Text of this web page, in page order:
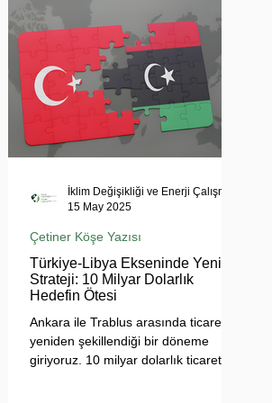
tehdit ediyor. Uzmanlar, suyun
çatışma değil, işbirliği aracı olması
gerektiğini vurgularken, krizin
bölgesel barışı ve çevresel güvenliği
tehdit ettiğine dikkat çekiyor.
Türkiye-Libya Ekseninde Yeni
Strateji: 10 Milyar Dolarlık
Hedefin Ötesi
Ankara ile Trablus arasında ticaretin
yeniden şekillendiği bir döneme
giriyoruz. 10 milyar dolarlık ticaret
Çetiner Köşe Yazısı
15 May 2025